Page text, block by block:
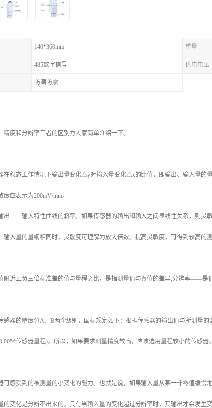
140*360mm 重量
485数字信号 供电电压
防潮防震
精度和分辨率三者的区别为大家简单介绍一下。
在稳态工作情况下输出量变化△y对输入量变化△x的比值，即输出、输入量的
度应表示为200mV/mm。
出——输入特性曲线的斜率。如果传感器的输出和输入之间显线性关系，则灵
输入量的量纲相同时，灵敏度可理解为放大倍数。提高灵敏度，可得到较高的
附近正负三倍标准差的值与量程之比，是指测量值与真值的差异;分辨率——
感器的精度分A、B两个级别，国标规定如下：根据传感器的输出值与所测量
传感器量程)。所以，如果要求测量精度较高，应该选用量程较小的传感器
可感受到的被测量的小变化的能力。也就是说，如果输入量从某一非零值缓
的变化是分辨不出来的。只有当输入量的变化超过分辨率时，其输出才会发生变